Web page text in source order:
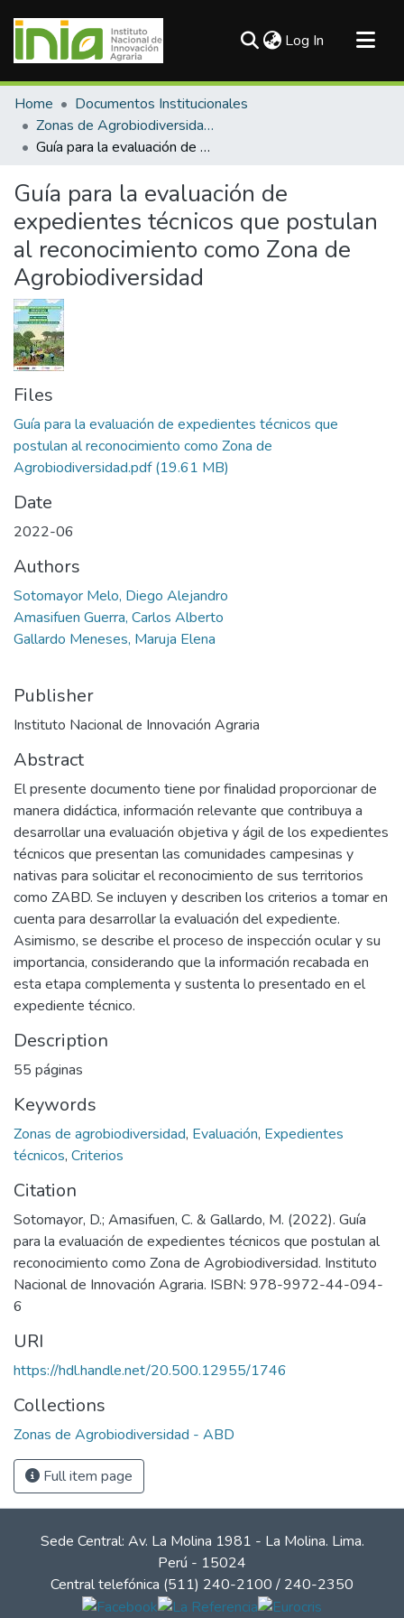
Log In (current)
Communities & Collections
All of DSpace
Statistics
Home
Documentos Institucionales
Zonas de Agrobiodiversidad - ABD
Guía para la evaluación de expedientes técnicos que postulan al reconocimiento como Zona de Agrobiodiversidad
Guía para la evaluación de
expedientes técnicos que postulan
al reconocimiento como Zona de
Agrobiodiversidad
Files
Guía para la evaluación de expedientes técnicos que
postulan al reconocimiento como Zona de
Agrobiodiversidad.pdf(19.61 MB)
Date
2022-06
Authors
Sotomayor Melo, Diego Alejandro
Amasifuen Guerra, Carlos Alberto
Gallardo Meneses, Maruja Elena
Publisher
Instituto Nacional de Innovación Agraria
Abstract
El presente documento tiene por finalidad proporcionar de
manera didáctica, información relevante que contribuya a
desarrollar una evaluación objetiva y ágil de los expedientes
técnicos que presentan las comunidades campesinas y
nativas para solicitar el reconocimiento de sus territorios
como ZABD. Se incluyen y describen los criterios a tomar en
cuenta para desarrollar la evaluación del expediente.
Asimismo, se describe el proceso de inspección ocular y su
importancia, considerando que la información recabada en
esta etapa complementa y sustenta lo presentado en el
expediente técnico.
Description
55 páginas
Keywords
Zonas de agrobiodiversidad, Evaluación, Expedientes
técnicos, Criterios
Citation
Sotomayor, D.; Amasifuen, C. & Gallardo, M. (2022). Guía
para la evaluación de expedientes técnicos que postulan al
reconocimiento como Zona de Agrobiodiversidad. Instituto
Nacional de Innovación Agraria. ISBN: 978-9972-44-094-
6
URI
https://hdl.handle.net/20.500.12955/1746
Collections
Zonas de Agrobiodiversidad - ABD
Full item page
Sede Central: Av. La Molina 1981 - La Molina. Lima.
Perú - 15024
Central telefónica (511) 240-2100 / 240-2350